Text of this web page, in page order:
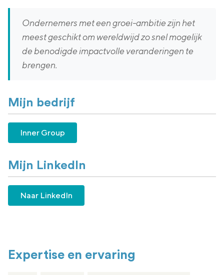
Ondernemers met een groei-ambitie zijn het
meest geschikt om wereldwijd zo snel mogelijk
de benodigde impactvolle veranderingen te
brengen.
Mijn bedrijf
Inner Group
Mijn LinkedIn
Naar LinkedIn
Expertise en ervaring